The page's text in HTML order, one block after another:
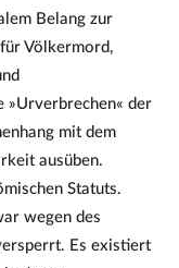
Belang zur
Völkermord,
»Urverbrechen« der
mit dem
ausüben.
Statuts.
wegen des
Es existiert